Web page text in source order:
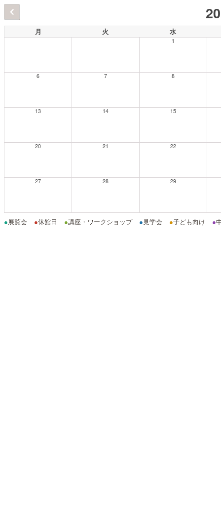
月 火 水
1
6 7 8
13 14 15
20 21 22
27 28 29
●展覧会 ●休館日 ●講座・ワークショップ ● 見学会 ●子ども向け ●